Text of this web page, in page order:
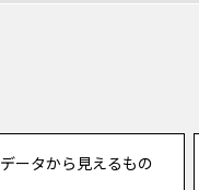
データから見えるもの